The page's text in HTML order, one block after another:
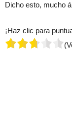
Dicho esto, mucho
¡Haz clic para